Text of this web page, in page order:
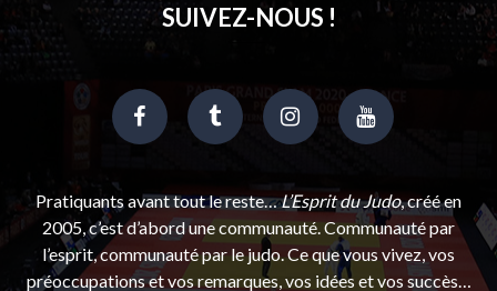
SUIVEZ-NOUS !
Pratiquants avant tout le reste…L’Esprit du Judo, créé en
2005, c’est d’abord une communauté. Communauté par
l’esprit, communauté par le judo. Ce que vous vivez, vos
préoccupations et vos remarques, vos idées et vos succès…